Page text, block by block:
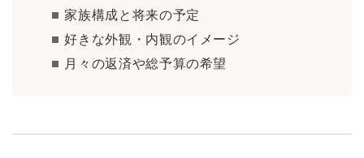
家族構成と将来の予定
好きな外観・内観のイメージ
月々の返済や総予算の希望